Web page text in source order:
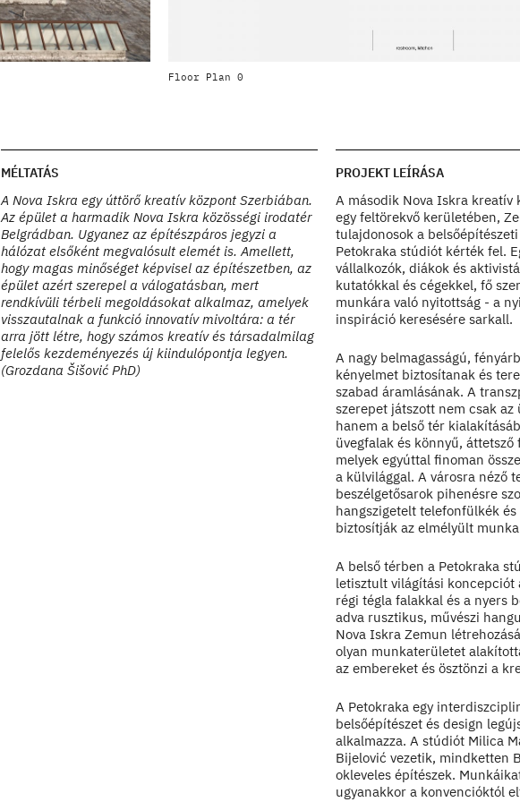
Floor Plan 0
MÉLTATÁS
A Nova Iskra egy úttörő kreatív központ Szerbiában.
Az épület a harmadik Nova Iskra közösségi irodatér
Belgrádban. Ugyanez az építészpáros jegyzi a
hálózat elsőként megvalósult elemét is. Amellett,
hogy magas minőséget képvisel az építészetben, az
épület azért szerepel a válogatásban, mert
rendkívüli térbeli megoldásokat alkalmaz, amelyek
visszautalnak a funkció innovatív mivoltára: a tér
arra jött létre, hogy számos kreatív és társadalmilag
felelős kezdeményezés új kiindulópontja legyen.
(Grozdana Šišović PhD)
PROJEKT LEÍRÁSA
A második Nova Iskra kreatív
egy feltörekvő kerületében,
tulajdonosok a
Petokraka stúdiót kérték fel.
vállalkozók, diákok és
kutatókkal és cégekkel, fő
munkára való nyitottság - a
inspiráció keresésére sarkall.
A nagy belmagasságú,
kényelmet biztosítanak és
szabad áramlásának. A
szerepet játszott nem csak
hanem a belső tér
üvegfalak és könnyű, áttetsző
melyek egyúttal finoman
a külvilággal. A városra néző
beszélgetősarok pihenésre
hangszigetelt telefonfülkék és
biztosítják az elmélyült
A belső térben a Petokraka
letisztult világítási
régi tégla falakkal és a nyers
adva rusztikus, művészi
Nova Iskra Zemun
olyan munkaterületet
az embereket és ösztönzi a
A Petokraka egy
belsőépítészet és design
alkalmazza. A stúdiót Milica
Bijelović vezetik, mindketten
okleveles építészek.
ugyanakkor a konvencióktól